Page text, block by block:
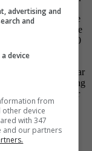
Health, el uso de
la actividad física de
hasta en 40
dispositivos.
tanto para optimizar
el ciclismo, el running
interesados en ser
SHOCK para
ejercicio
advertising and
and
device
from
other device
with 347
and our partners